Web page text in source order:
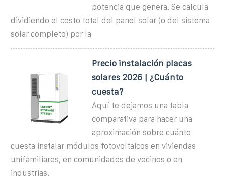
potencia que genera. Se calcula
dividiendo el costo total del panel solar (o del sistema
solar completo) por la
Precio instalación placas
solares 2026 | ¿Cuánto
cuesta?
Aquí te dejamos una tabla
comparativa para hacer una
aproximación sobre cuánto
cuesta instalar módulos fotovoltaicos en viviendas
unifamiliares, en comunidades de vecinos o en
industrias.